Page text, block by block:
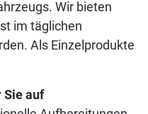
Wir bieten
im täglichen
Als Einzelprodukte
Sie auf